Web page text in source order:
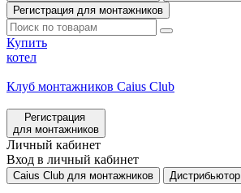
Регистрация для монтажников
Купить
котел
Клуб монтажников Caius Club
Регистрация
для монтажников
Личный кабинет
Вход в личный кабинет
Caius Club для монтажников Дистрибьютор